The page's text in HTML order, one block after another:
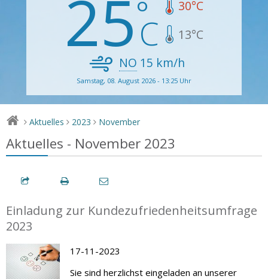
25 30°C
13°C
NO 15 km/h
Samstag, 08. August 2026 - 13:25 Uhr
> Aktuelles > 2023 > November
Aktuelles - November 2023
Einladung zur Kundezufriedenheitsumfrage
2023
17-11-2023
Sie sind herzlichst eingeladen an unserer